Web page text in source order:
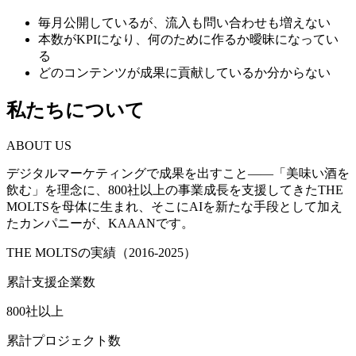
毎月公開しているが、流入も問い合わせも増えない
本数がKPIになり、何のために作るか曖昧になってい
る
どのコンテンツが成果に貢献しているか分からない
私たちについて
ABOUT US
デジタルマーケティングで成果を出すこと——「美味い酒を
飲む」を理念に、800社以上の事業成長を支援してきたTHE
MOLTSを母体に生まれ、そこにAIを新たな手段として加え
たカンパニーが、KAAANです。
THE MOLTSの実績（2016-2025）
累計支援企業数
800社以上
累計プロジェクト数